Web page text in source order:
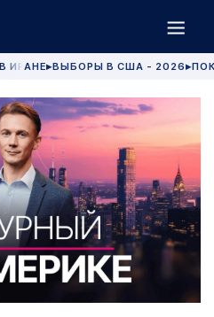
ИРАНЕ▶ВЫБОРЫ В США - 2026 ▶